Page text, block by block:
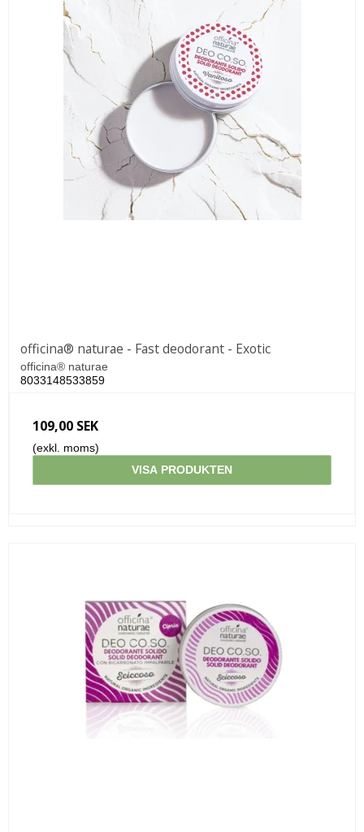
officina® naturae - Fast deodorant - Exotic
officina® naturae
8033148533859
109,00 SEK
(exkl. moms)
VISA PRODUKTEN